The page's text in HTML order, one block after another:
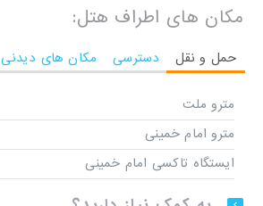
مکان های اطراف هتل:
حمل و نقل دسترسی مکان های دیدنی
مترو ملت
مترو امام خمینی
ایستگاه تاکسی امام خمینی